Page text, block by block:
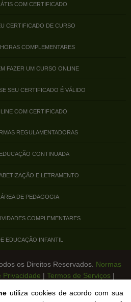
COM CERTIFICADO
CERTIFICADO DE CURSO
COMPLEMENTARES
FAZER UM CURSO ONLINE
SEU CERTIFICADO É VÁLIDO
COM CERTIFICADO
REGULAMENTADORAS
CONTINUADA
E LETRAMENTO
DE PEDAGOGIA
COMPLEMENTARES
EDUCAÇÃO INFANTIL
os Direitos Reservados. Normas
Privacidade | Termos de Serviços|
utiliza cookies de acordo com sua